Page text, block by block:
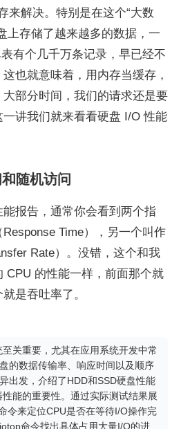
来解决。特别是在这个“大数
上存储了越来越多的数据，一
有个几千万条记录，早已经不
也就意味着，用内存当缓存，
部分时间，我们的请求还是要
讲我们就来看看硬盘 I/O 性能
随机访问
报告，通常你会看到两个指
Response Time），另一个叫作
Rate）。没错，这个和我
CPU 的性能一样，前面那个就
是吞吐率了。
关重要，尤其在应用系统开发中常
的数据传输率、响应时间以及顺序
出发，介绍了HDD和SSD硬盘性能
能的重要性。通过实际测试结果展
令来定位CPU是否在等待I/O操作完
命令找出具体占用大量I/O的进